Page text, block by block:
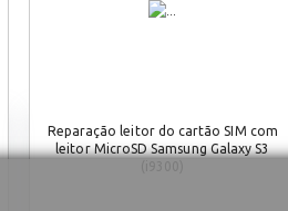
Reparação leitor do cartão SIM com
leitor MicroSD Samsung Galaxy S3